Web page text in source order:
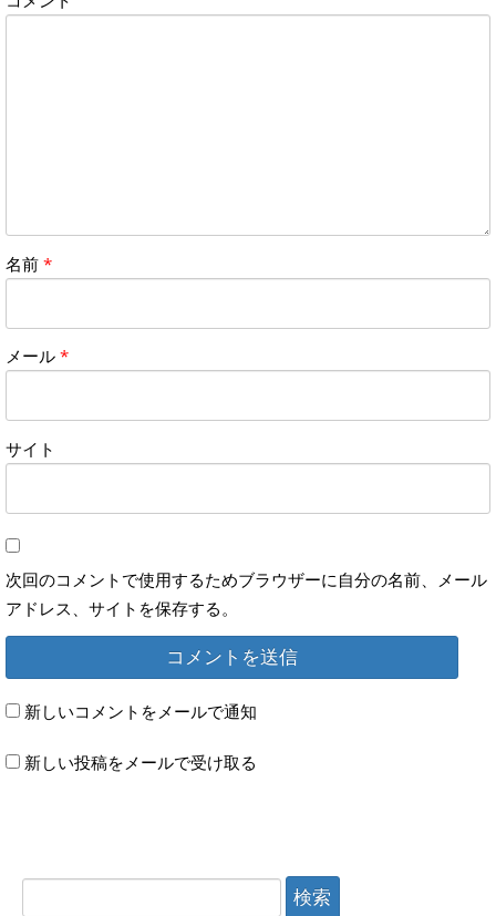
名前 *
メール *
サイト
次回のコメントで使用するためブラウザーに自分の名前、メール
アドレス、サイトを保存する。
新しいコメントをメールで通知
新しい投稿をメールで受け取る